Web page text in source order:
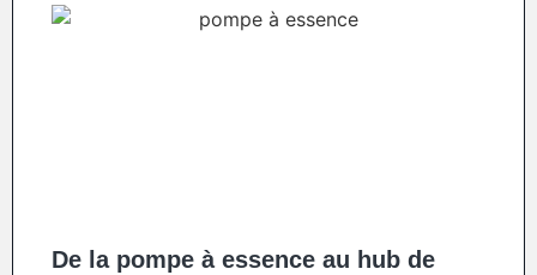
De la pompe à essence au hub de